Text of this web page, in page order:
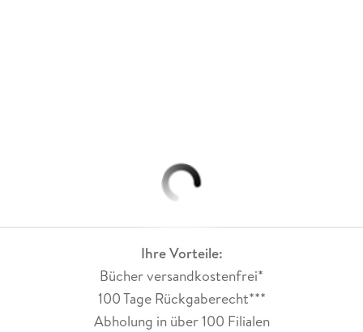
Ihre Vorteile:
Bücher versandkostenfrei*
100 Tage Rückgaberecht***
Abholung in über 100 Filialen